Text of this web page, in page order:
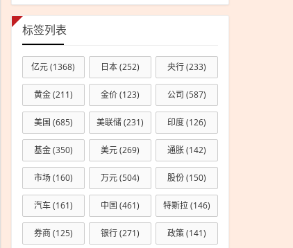
标签列表
亿元(1368) 日本(252) 央行(233)
黄金(211) 金价(123) 公司 (587)
美国 (685) 美联储(231) 印度(126)
基金(350) 美元(269) 通胀(142)
市场(160) 万元(504) 股份(150)
汽车(161) 中国 (461) 特斯拉(146)
券商(125) 银行(271) 政策(141)